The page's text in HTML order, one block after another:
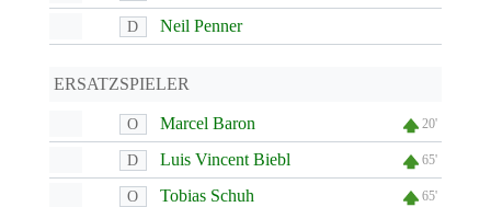
D Neil Penner
ERSATZSPIELER
O Marcel Baron 20'
D Luis Vincent Biebl 65'
O Tobias Schuh 65'